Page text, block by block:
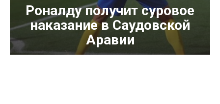
Роналду получит суровое
наказание в Саудовской
Аравии